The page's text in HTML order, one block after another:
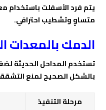
يتم فرد الأسفلت
متساوٍ وتشطيب احترافي.
الدمك بالمعدات
تستخدم المداحل الحديثة
بالشكل الصحيح لمنع
مرحلة التنفيذ